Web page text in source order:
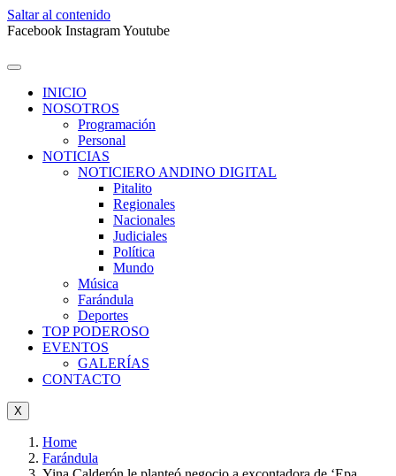
Saltar al contenido
Facebook InstagramYoutube
INICIO
NOSOTROS
Programación
Personal
NOTICIAS
NOTICIERO ANDINO DIGITAL
Pitalito
Regionales
Nacionales
Judiciales
Política
Mundo
Música
Farándula
Deportes
TOP PODEROSO
EVENTOS
GALERÍAS
CONTACTO
X
Home
Farándula